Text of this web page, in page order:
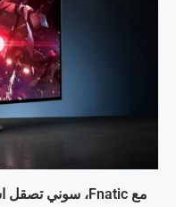
مع Fnatic، سوني تصقل استراتيجيتها حول الألعاب التنافسية